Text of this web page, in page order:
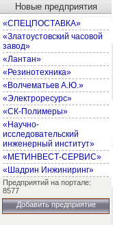
Новые предприятия
«СПЕЦПОСТАВКА»
«Златоустовский часовой
завод»
«Лантан»
«Резинотехника»
«Волчематьев А.Ю.»
«Электроресурс»
«СК-Полимеры»
«Научно-
исследовательский
инженерный институт»
«МЕТИНВЕСТ-СЕРВИС»
«Шадрин Инжиниринг»
Предприятий на портале:
8577
Добавить предприятие